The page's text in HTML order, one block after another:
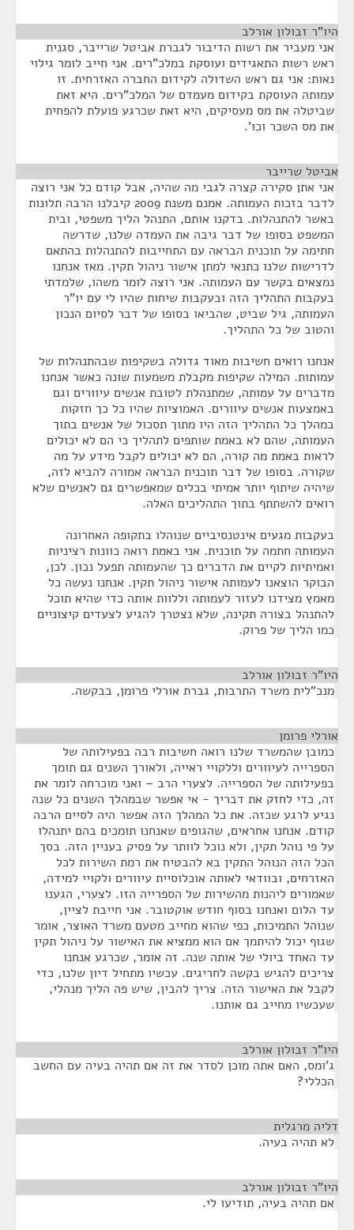
היו"ר זבולון אורלב
אני מעביר את רשות הדיבור לגברת אביטל שרייבר, סגנית
ראש רשות התאגידים ועוסקת במלכ"רים. אני חייב לומר גילוי
נאות: אני גם ראש השדולה לקידום החברה האזרחית. זו
עמותה העוסקת בקידום מעמדם של המלכ"רים. היא זאת
שביטלה את מס מעסיקים, היא זאת שכרגע פועלת להפחית
את מס השכר וכו'.
אביטל שרייבר
אני אתן סקירה קצרה לגבי מה שהיה, אבל קודם כל אני רוצה
לדבר בזכות העמותה. אמנם משנת 2009 קיבלנו הרבה תלונות
באשר להתנהלות. בדקנו אותם, התנהל הליך משפטי, ובית
המשפט בסופו של דבר גיבה את העמדה שלנו, שדרשה
חתימה על תוכנית הבראה עם התחייבות להתנהלות בהתאם
לדרישות שלנו כתנאי למתן אישור ניהול תקין. מאז אנחנו
נמצאים בקשר עם העמותה. אני רוצה לומר משהו, שלמדתי
בעקבות התהליך הזה ובעקבות שיחות שהיו לי עם יו"ר
העמותה, גיל שביט, שהביאו בסופו של דבר לסיום הנכון
והטוב של כל התהליך.
אנחנו רואים חשיבות מאוד גדולה בשקיפות שבהתנהלות של
עמותות. המילה שקיפות מקבלת משמעות שונה כאשר אנחנו
מדברים על עמותה, שמתנהלת לטובת אנשים עיוורים וגם
באמצעות אנשים עיוורים. האמוציות שהיו כל כך חזקות
במהלך כל התהליך הזה היו מתוך תסכול של אנשים בתוך
העמותה, שהם לא באמת שותפים לתהליך כי הם לא יכולים
לראות באמת מה קורה, הם לא יכולים לקבל מידע על מה
שקורה. בסופו של דבר תוכנית הבראה אמורה להביא לזה,
שיהיה שיתוף יותר אמיתי בכלים שמאפשרים גם לאנשים שלא
רואים להשתתף בתוך התהליכים האלה.
בעקבות מגעים אינטנסיביים שנוהלו בתקופה האחרונה
העמותה חתמה על תוכנית. אני באמת רואה כוונות רציניות
ואמיתיות לקיים את הדברים כך שהעמותה תפעל נכון. לכן,
הבוקר הוצאנו לעמותה אישור ניהול תקין. אנחנו נעשה כל
מאמץ מצידנו לעזור לעמותה וללוות אותה כדי שהיא תוכל
להתנהל בצורה תקינה, שלא נצטרך להגיע לצעדים קיצוניים
כמו הליך של פרוק.
היו"ר זבולון אורלב
מנכ"לית משרד התרבות, גברת אורלי פרומן, בבקשה.
אורלי פרומן
כמובן שהמשרד שלנו רואה חשיבות רבה בפעילותה של
הספרייה לעיוורים וללקויי ראייה, ולאורך השנים גם תומך
בפעילותה של הספרייה. לצערי הרב – ואני מוכרחה לומר את
זה, כדי לחזק את דבריך - אי אפשר שבמהלך השנים כל שנה
נגיע לרגע שכזה. את כל המהלך הזה אפשר היה לסיים הרבה
קודם. אנחנו אחראים, שהגופים שאנחנו תומכים בהם יתנהלו
על פי נוהל תקין, ולא נוכל לוותר על פסיק בעניין הזה. בסך
הכל הזה הנוהל התקין בא להבטיח את רמת השירות לכל
האזרחים, ובוודאי לאותה אוכלוסיית עיוורים ולקויי למידה,
שאמורים ליהנות מהשירות של הספרייה הזו. לצערי, הגענו
עד הלום ואנחנו בסוף חודש אוקטובר. אני חייבת לציין,
שנוהל התמיכות, כפי שהוא מחייב מטעם משרד האוצר, אומר
שגוף יכול להיתמך אם הוא ממציא את האישור על ניהול תקין
עד האחד ביולי של אותה שנה. זה אומר, שכרגע אנחנו
צריכים להגיש בקשה לחריגים. עכשיו מתחיל דיון שלנו, כדי
לקבל את האישור הזה. צריך להבין, שיש פה הליך מנהלי,
שעכשיו מחייב גם אותנו.
היו"ר זבולון אורלב
ג'ומס, האם אתה מוכן לסדר את זה אם תהיה בעיה עם החשב
הכללי?
דליה מרגלית
לא תהיה בעיה.
היו"ר זבולון אורלב
אם תהיה בעיה, תודיעו לי.